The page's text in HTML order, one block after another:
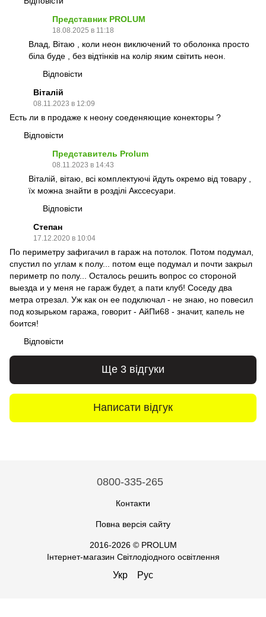
Представник PROLUM
18.08.2025 в 11:18
Влад, Вітаю , коли неон виключений то оболонка просто
біла буде , без відтінків на колір яким світить неон.
Відповісти
Віталій
08.11.2023 в 12:09
Есть ли в продаже к неону соеденяющие конекторы ?
Відповісти
Представитель Prolum
08.11.2023 в 14:43
Віталій, вітаю, всі комплектуючі йдуть окремо від товару ,
їх можна знайти в розділі Акссесуари.
Відповісти
Степан
17.12.2020 в 10:04
По периметру зафигачил в гараж на потолок. Потом подумал,
спустил по углам к полу... потом еще подумал и почти закрыл
периметр по полу... Осталось решить вопрос со стороной
выезда и у меня не гараж будет, а пати клуб! Соседу два
метра отрезал. Уж как он ее подключал - не знаю, но повесил
под козырьком гаража, говорит - АйПи68 - значит, капель не
боится!
Відповісти
Ще 3 відгуки
Написати відгук
0800-335-265
Контакти
Повна версія сайту
2016-2026 © PROLUM
Інтернет-магазин Світлодіодного освітлення
Укр Рус